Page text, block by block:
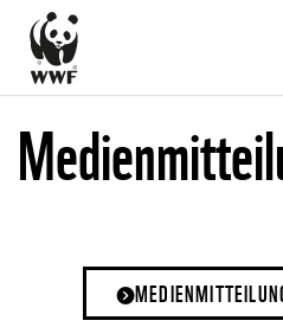
Direkt
zum
Inhalt